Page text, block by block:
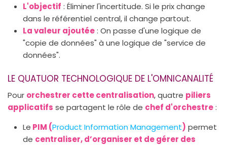
L'objectif : Éliminer l'incertitude. Si le prix change
dans le référentiel central, il change partout.
La valeur ajoutée: On passe d'une logique de
"copie de données" à une logique de "service de
données".
LE QUATUOR TECHNOLOGIQUE DE L'OMNICANALITÉ
Pour orchestrer cette centralisation, quatre piliers
applicatifs se partagent le rôle de chef d'orchestre:
Le PIM (Product Information Management) permet
de centraliser, d’organiser et de gérer des